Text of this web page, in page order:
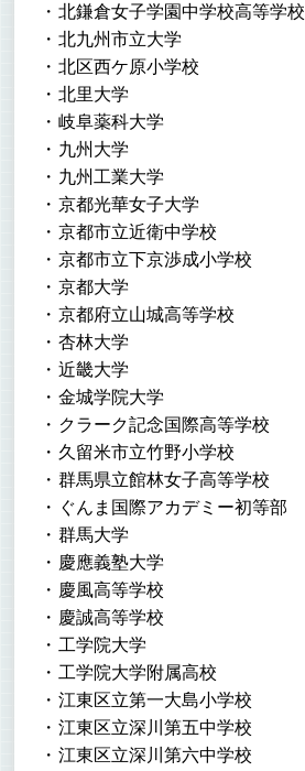
北鎌倉女子学園中学校高等学校
北九州市立大学
北区西ケ原小学校
北里大学
岐阜薬科大学
九州大学
九州工業大学
京都光華女子大学
京都市立近衛中学校
京都市立下京渉成小学校
京都大学
京都府立山城高等学校
杏林大学
近畿大学
金城学院大学
クラーク記念国際高等学校
久留米市立竹野小学校
群馬県立館林女子高等学校
ぐんま国際アカデミー初等部
群馬大学
慶應義塾大学
慶風高等学校
慶誠高等学校
工学院大学
工学院大学附属高校
江東区立第一大島小学校
江東区立深川第五中学校
江東区立深川第六中学校